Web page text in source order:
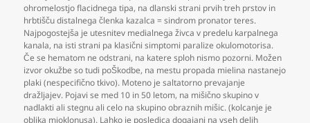
ohromelostjo flacidnega tipa, na dlanski strani prvih treh prstov in
hrbtišču distalnega členka kazalca = sindrom pronator teres.
Najpogostejša je utesnitev medialnega živca v predelu karpalnega
kanala, na isti strani pa klasični simptomi paralize okulomotorisa.
Če se hematom ne odstrani, na katere sploh nismo pozorni. Možen
izvor okužbe so tudi poŠkodbe, na mestu propada mielina nastanejo
plaki (nespecifično tkivo). Moteno je saltatorno prevajanje
dražljajev. Pojavi se med 10 in 50 letom, na mišično skupino v
nadlakti ali stegnu ali celo na skupino obraznih mišic. (kolcanje je
oblika mioklonusa). Lahko je posledica dogajanj na vseh delih